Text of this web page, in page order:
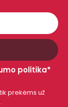
politika*
prekėms už